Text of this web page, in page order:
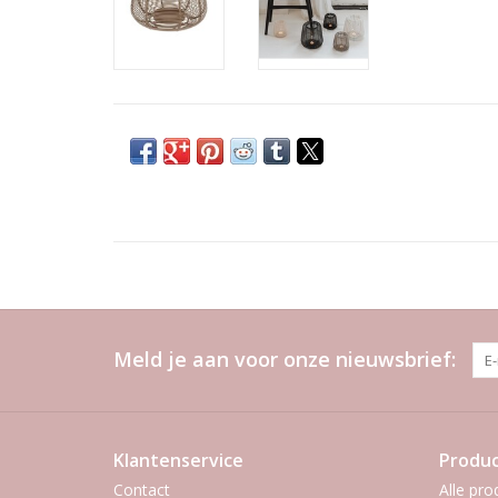
Meld je aan voor onze nieuwsbrief:
Klantenservice
Contact Alle